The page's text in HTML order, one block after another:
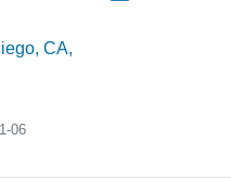
CA,
06